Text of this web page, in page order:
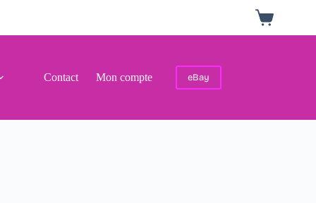
Panier
d’achat
Contact Mon compte eBay